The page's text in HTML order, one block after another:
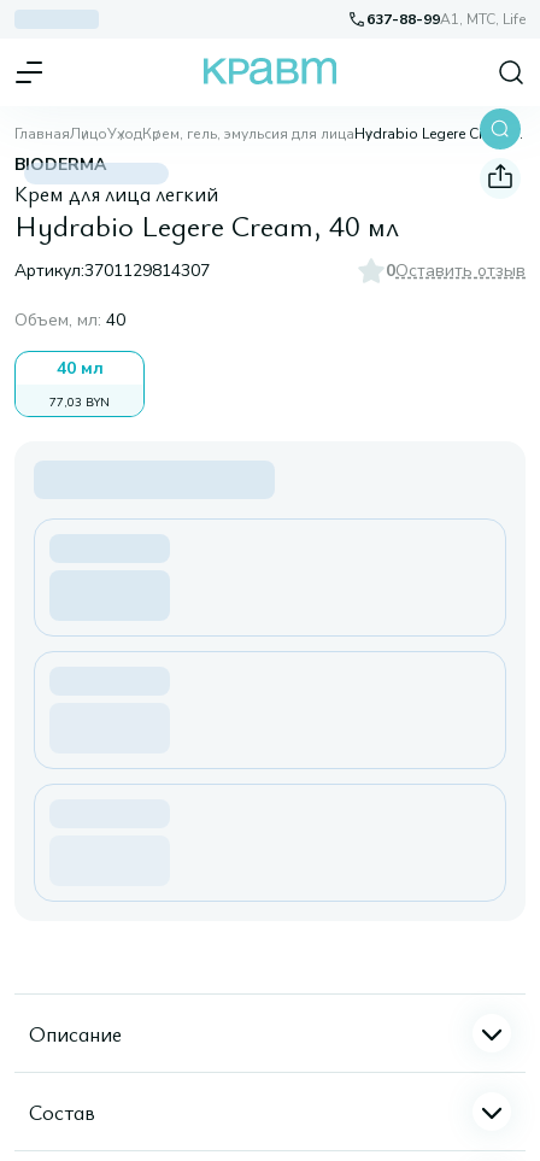
637-88-99A1, МТС, Life
ГлавнаяЛицоУходКрем, гель, эмульсия для лица Hydrabio Legere Cream, 40 мл
BIODERMA
Крем для лица легкий
Hydrabio Legere Cream, 40 мл
Артикул:3701129814307 0Оставить отзыв
Объем, мл: 40
40 мл
77,03 BYN
Описание
Состав